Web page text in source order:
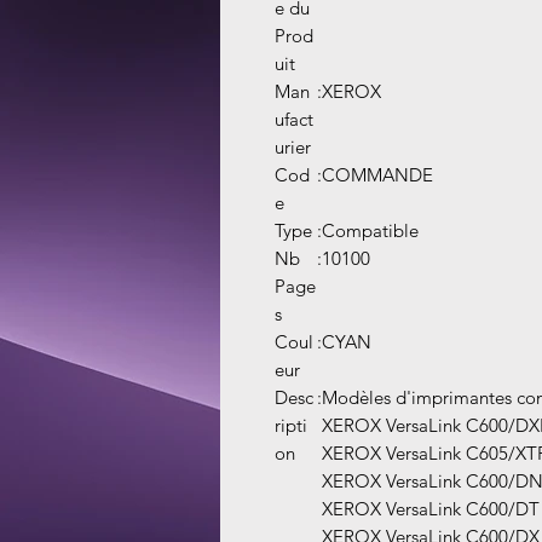
e du
Prod
uit
Man
ufact
urier
:XEROX
Cod
e
:COMMANDE
Type :Compatible
Nb
Page
s
:10100
Coul
eur
:CYAN
Desc
ripti
on
:Modèles d'imprimantes
XEROX VersaLink C600/
XEROX VersaLink C605/
XEROX VersaLink C600/DN
XEROX VersaLink C600/DT
XEROX VersaLink C600/DX